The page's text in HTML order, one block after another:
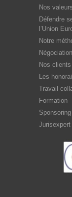
Nos valeurs
Défendre
l’Union
Notre
Nos clients
Les
Travail
Formation
Jurisexpert